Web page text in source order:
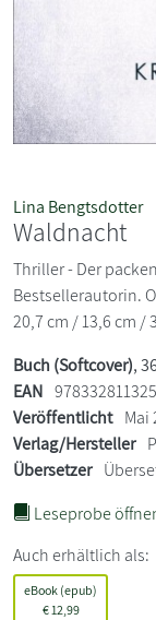
Lina Bengtsdotter
Waldnacht
Thriller - Der
Bestsellerautorin.
20,7 cm / 13,6 cm /
Buch (Softcover),
EAN
Veröffentlicht Mai
Verlag/Hersteller
Übersetzer
Leseprobe
Auch erhältlich als:
eBook (epub)
€12,99